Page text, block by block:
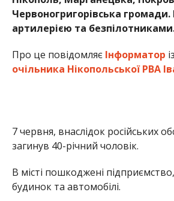
В місті пошкоджені
будинок та автомобілі.